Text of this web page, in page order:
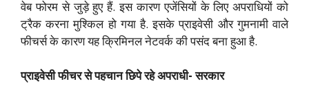
वेब फोरम से जुड़े हुए हैं. इस कारण एजेंसियों के लिए अपराधियों को
ट्रैक करना मुश्किल हो गया है. इसके प्राइवेसी और गुमनामी वाले
फीचर्स के कारण यह क्रिमिनल नेटवर्क की पसंद बना हुआ है.
प्राइवेसी फीचर से पहचान छिपे रहे अपराधी- सरकार